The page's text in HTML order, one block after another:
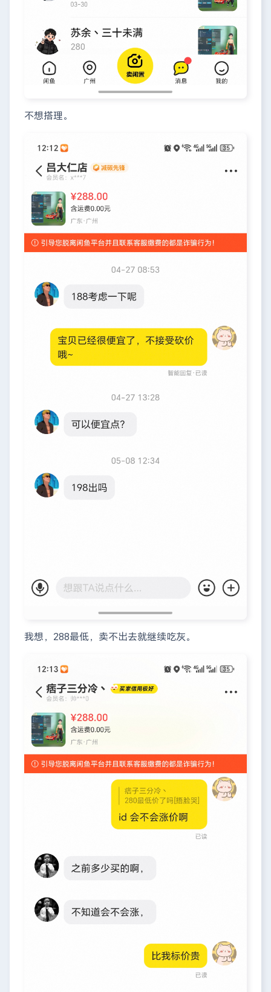
不想搭理。
我想，288最低，卖不出去就继续吃灰。